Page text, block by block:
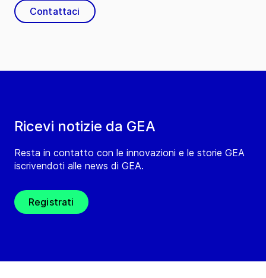
Ricevi notizie da GEA
Resta in contatto con le innovazioni e le storie GEA
iscrivendoti alle news di GEA.
Registrati
Contattaci